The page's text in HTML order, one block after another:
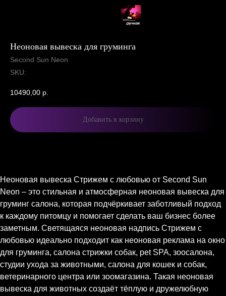
Неоновая вывеска для груминга
Second Sun Neon
SKU:
10490,00 р.
Добавить в корзину
Неоновая вывеска Стрижем с любовью от Second Sun
Neon – это стильная и атмосферная неоновая вывеска для
груминг салона, которая подчёркивает заботливый подход
к каждому питомцу и помогает сделать ваш бизнес более
заметным. Светящаяся неоновая надпись Стрижем с
любовью идеально подходит как неоновая реклама на окно
для груминга, салона стрижки собак, pet SPA, зоосалона,
студии ухода за животными, салона для кошек и собак,
ветеринарного центра или зоомагазина. Такая неоновая
вывеска для животных создаёт тёплую и дружелюбную